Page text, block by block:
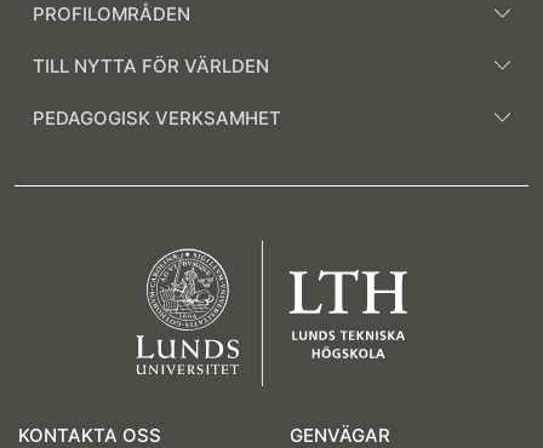
PROFILOMRÅDEN
TILL NYTTA FÖR VÄRLDEN
PEDAGOGISK VERKSAMHET
KONTAKTA OSS
GENVÄGAR